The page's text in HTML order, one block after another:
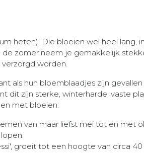
heten). Die bloeien wel heel lang,
zomer neem je gemakkelijk
worden.
als hun bloemblaadjes zijn
dit zijn sterke, winterharde, vaste
met bloeien:
van maar liefst mei tot en
groeit tot een hoogte van circa